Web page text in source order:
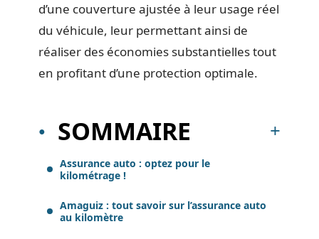
d’une couverture ajustée à leur usage réel
du véhicule, leur permettant ainsi de
réaliser des économies substantielles tout
en profitant d’une protection optimale.
SOMMAIRE
Assurance auto : optez pour le
kilométrage !
Amaguiz : tout savoir sur l’assurance auto
au kilomètre